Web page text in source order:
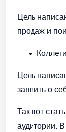
Цель
продаж и
Цель
заявить о
Так вот
аудитории.